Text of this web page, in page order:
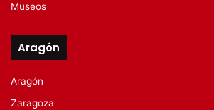
Museos
Aragón
Aragón
Zaragoza